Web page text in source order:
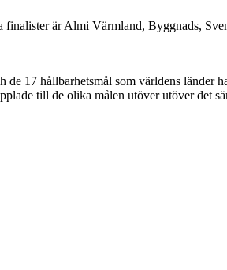
finalister är Almi Värmland, Byggnads,
17 hållbarhetsmål som världens länder
till de olika målen utöver utöver det